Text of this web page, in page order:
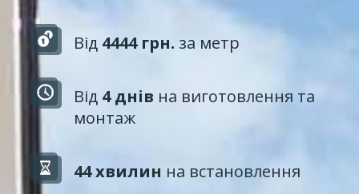
Від 4444 грн. за метр
Від 4 днів на виготовлення та
монтаж
44 хвилин на встановлення